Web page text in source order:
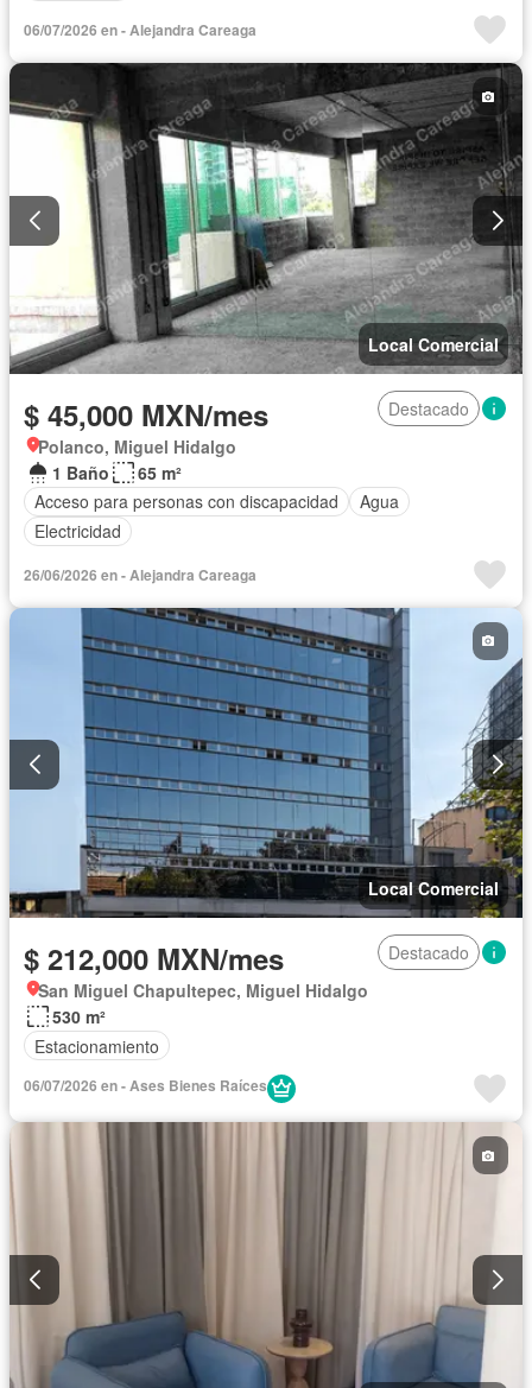
06/07/2026 en - Alejandra Careaga
Local Comercial
$ 45,000 MXN/mes
Destacado
Polanco, Miguel Hidalgo
1 Baño
65 m²
Acceso para personas con discapacidad
Agua
Electricidad
26/06/2026 en - Alejandra Careaga
Local Comercial
$ 212,000 MXN/mes
Destacado
San Miguel Chapultepec, Miguel Hidalgo
530 m²
Estacionamiento
06/07/2026 en - Ases Bienes Raíces